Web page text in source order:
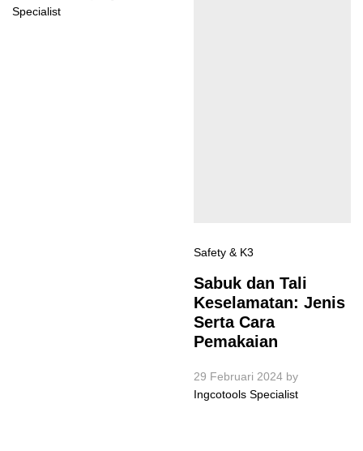
Specialist
Safety & K3
Sabuk dan Tali
Keselamatan: Jenis
Serta Cara
Pemakaian
29 Februari 2024 by
Ingcotools Specialist